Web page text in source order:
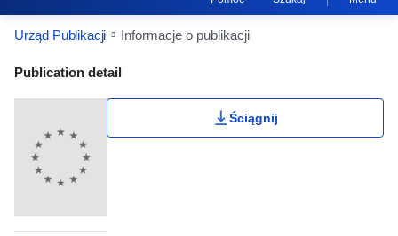
Urząd Publikacji Informacje o publikacji
Publication Detail Actions Portlet
Publication detail
Ściągnij